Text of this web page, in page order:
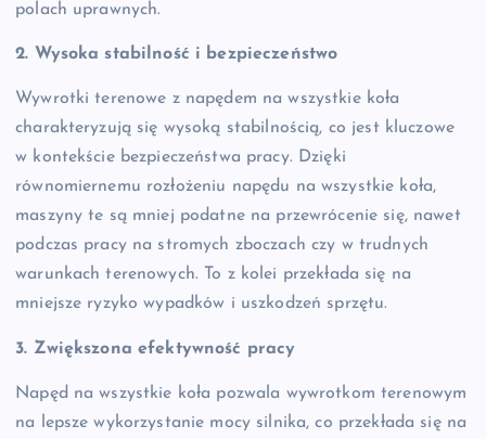
polach uprawnych.
2. Wysoka stabilność i bezpieczeństwo
Wywrotki terenowe z napędem na wszystkie koła
charakteryzują się wysoką stabilnością, co jest kluczowe
w kontekście bezpieczeństwa pracy. Dzięki
równomiernemu rozłożeniu napędu na wszystkie koła,
maszyny te są mniej podatne na przewrócenie się, nawet
podczas pracy na stromych zboczach czy w trudnych
warunkach terenowych. To z kolei przekłada się na
mniejsze ryzyko wypadków i uszkodzeń sprzętu.
3. Zwiększona efektywność pracy
Napęd na wszystkie koła pozwala wywrotkom terenowym
na lepsze wykorzystanie mocy silnika, co przekłada się na